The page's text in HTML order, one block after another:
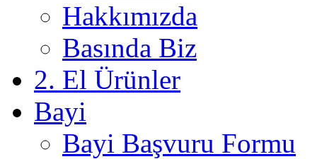
Hakkımızda
Basında Biz
2. El Ürünler
Bayi
Bayi Başvuru Formu